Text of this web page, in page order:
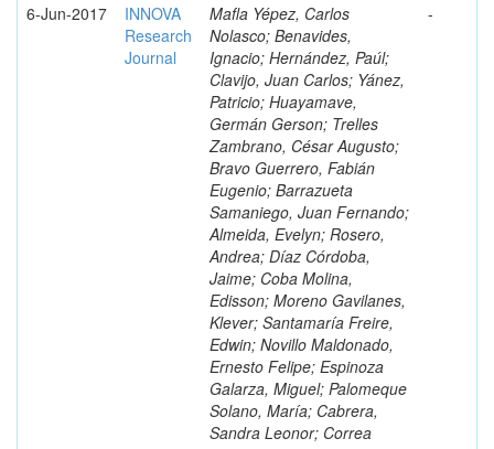
6-Jun-2017
INNOVA
Research
Journal
Mafla Yépez, Carlos
Nolasco; Benavides,
Ignacio; Hernández, Paúl;
Clavijo, Juan Carlos; Yánez,
Patricio; Huayamave,
Germán Gerson; Trelles
Zambrano, César Augusto;
Bravo Guerrero, Fabián
Eugenio; Barrazueta
Samaniego, Juan Fernando;
Almeida, Evelyn; Rosero,
Andrea; Díaz Córdoba,
Jaime; Coba Molina,
Edisson; Moreno Gavilanes,
Klever; Santamaría Freire,
Edwin; Novillo Maldonado,
Ernesto Felipe; Espinoza
Galarza, Miguel; Palomeque
Solano, María; Cabrera,
Sandra Leonor; Correa
-